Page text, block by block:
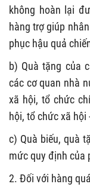
không hoàn lại
hàng trợ giúp
phục hậu quả
b) Quà tặng của
các cơ quan nhà
xã hội, tổ chức
hội, tổ chức xã hội
c) Quà biếu, quà
mức quy định của
2. Đối với hàng